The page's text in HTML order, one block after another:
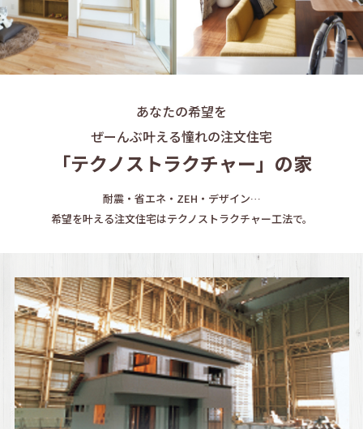
あなたの希望を
ぜーんぶ叶える憧れの注文住宅
「テクノストラクチャー」の家
耐震・省エネ・ZEH・デザイン…
希望を叶える注文住宅はテクノストラクチャー工法で。